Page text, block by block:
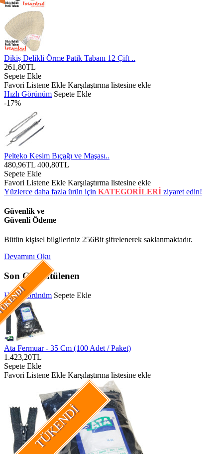
Dikiş Delikli Örme Patik Tabanı 12 Çift ..
261,80TL
Sepete Ekle
Favori Listene Ekle Karşılaştırma listesine ekle
Hızlı Görünüm Sepete Ekle
-17%
Pelteko Kesim Bıçağı ve Maşası..
480,96TL 400,80TL
Sepete Ekle
Favori Listene Ekle Karşılaştırma listesine ekle
Yüzlerce daha fazla ürün için KATEGORİLERİ ziyaret edin!
Güvenlik ve
Güvenli Ödeme
Bütün kişisel bilgileriniz 256Bit şifrelenerek saklanmaktadır.
Devamını Oku
Son Görüntülenen
Hızlı Görünüm Sepete Ekle
Ata Fermuar - 35 Cm (100 Adet / Paket)
1.423,20TL
Sepete Ekle
Favori Listene Ekle Karşılaştırma listesine ekle
TÜKENDI